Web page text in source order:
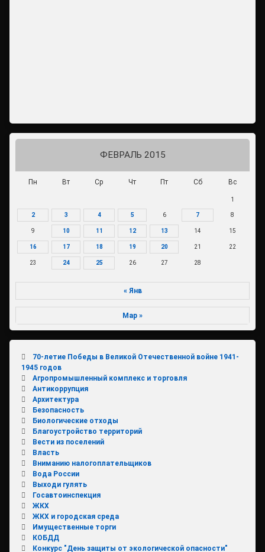
ФЕВРАЛЬ 2015
Пн Вт Ср Чт Пт Сб Вс
1
2 3 4 5 6 7 8
9 10 11 12 13 14 15
16 17 18 19 20 21 22
23 24 25 26 27 28
« Янв
Мар »
70-летие Победы в Великой Отечественной войне 1941-
1945 годов
Агропромышленный комплекс и торговля
Антикоррупция
Архитектура
Безопасность
Биологические отходы
Благоустройство территорий
Вести из поселений
Власть
Вниманию налогоплательщиков
Вода России
Выходи гулять
Госавтоинспекция
ЖКХ
ЖКХ и городская среда
Имущественные торги
КОБДД
Конкурс "День защиты от экологической опасности"